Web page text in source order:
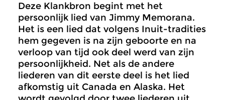
Deze Klankbron begint met het
persoonlijk lied van Jimmy Memorana.
Het is een lied dat volgens Inuit-tradities
hem gegeven is na zijn geboorte en na
verloop van tijd ook deel werd van zijn
persoonlijkheid. Net als de andere
liederen van dit eerste deel is het lied
afkomstig uit Canada en Alaska. Het